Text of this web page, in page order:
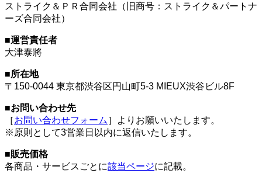
ストライク＆ＰＲ合同会社（旧商号：ストライク＆パートナ
ーズ合同会社）
■運営責任者
大津泰將
■所在地
〒150-0044 東京都渋谷区円山町5-3 MIEUX渋谷ビル8F
■お問い合わせ先
［お問い合わせフォーム ］よりお願いいたします。
※原則として3営業日以内に返信いたします。
■販売価格
各商品・サービスごとに該当ページに記載。